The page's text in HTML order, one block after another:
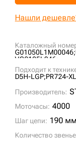
Каталожный
G01050L1M00046;
VG0105L046;
Подходит к
D5H-LGP;PR724-
Производитель:
Моточасы: 4000
Шаг цепи: 190 мм
Количество
Нашли